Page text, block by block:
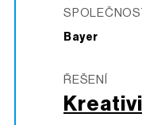
SPOLEČNOST
Bayer
ŘEŠENÍ